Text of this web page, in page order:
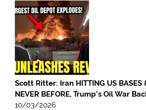
Scott Ritter: Iran HITTING US BASES
NEVER BEFORE, Trump’s Oil War
10/03/2026